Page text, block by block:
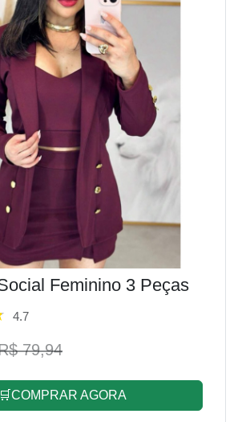
Feminino 3 Peças
4.7
79,94
🛒COMPRAR AGORA